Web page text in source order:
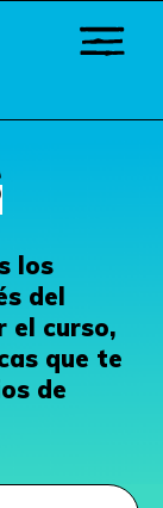
los
del
el curso,
que te
de